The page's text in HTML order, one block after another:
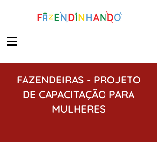
FAZENDEIRAS - PROJETO
DE CAPACITAÇÃO PARA
MULHERES